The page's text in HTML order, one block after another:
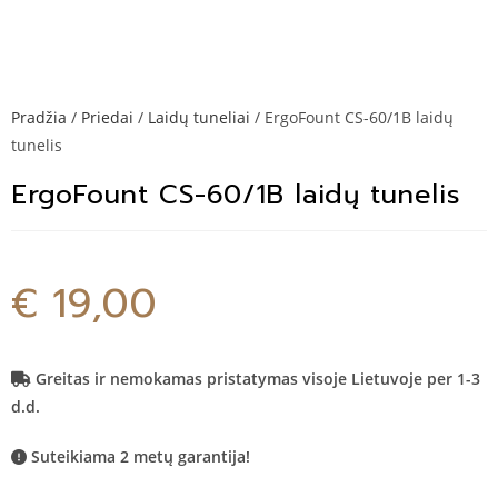
Pradžia / Priedai / Laidų tuneliai / ErgoFount CS-60/1B laidų
tunelis
ErgoFount CS-60/1B laidų tunelis
€ 19,00
Greitas ir nemokamas pristatymas visoje Lietuvoje per 1-3
d.d.
Suteikiama 2 metų garantija!